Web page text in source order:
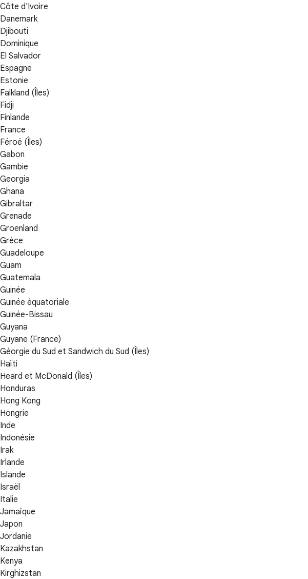
Côte d'Ivoire
Danemark
Djibouti
Dominique
El Salvador
Espagne
Estonie
Falkland (Îles)
Fidji
Finlande
France
Féroé (Îles)
Gabon
Gambie
Georgia
Ghana
Gibraltar
Grenade
Groenland
Grèce
Guadeloupe
Guam
Guatemala
Guinée
Guinée équatoriale
Guinée-Bissau
Guyana
Guyane (France)
Géorgie du Sud et Sandwich du Sud (Îles)
Haïti
Heard et McDonald (Îles)
Honduras
Hong Kong
Hongrie
Inde
Indonésie
Irak
Irlande
Islande
Israël
Italie
Jamaïque
Japon
Jordanie
Kazakhstan
Kenya
Kirghizstan